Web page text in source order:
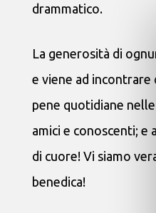
drammatico.
La generosità di
e viene ad
pene quotidiane
amici e conoscenti;
di cuore! Vi siamo
benedica!